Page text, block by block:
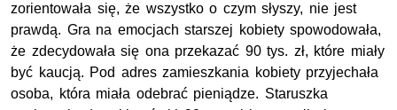
zorientowała się, że wszystko o czym słyszy, nie jest
prawdą. Gra na emocjach starszej kobiety spowodowała,
że zdecydowała się ona przekazać 90 tys. zł, które miały
być kaucją. Pod adres zamieszkania kobiety przyjechała
osoba, która miała odebrać pieniądze. Staruszka